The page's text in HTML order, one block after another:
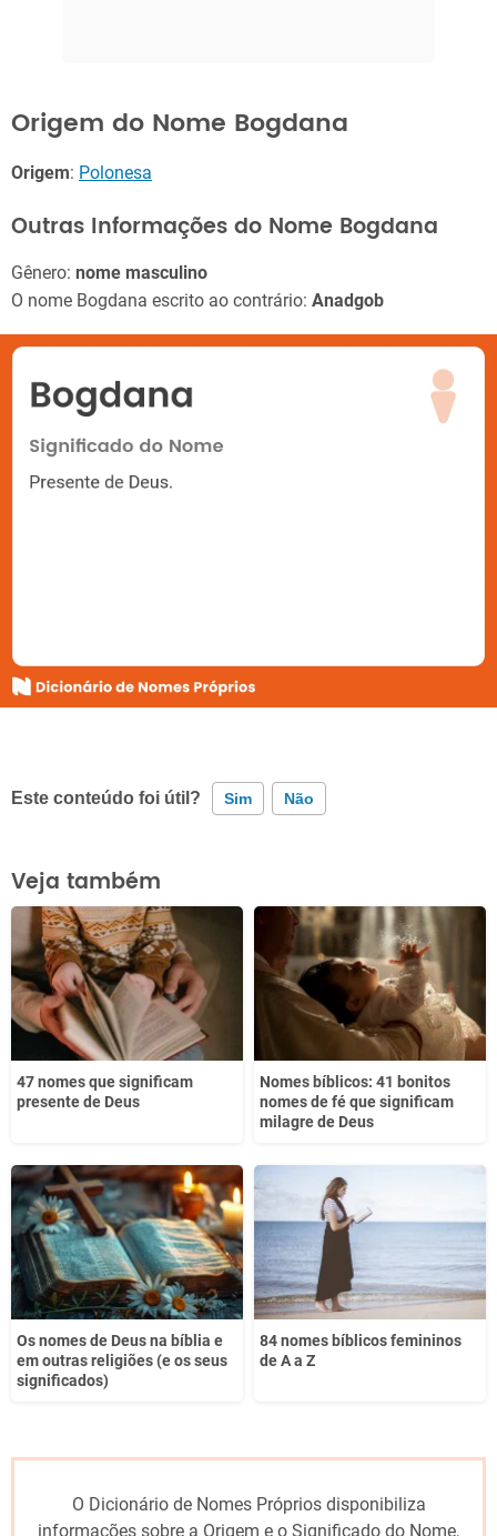
Origem do Nome Bogdana
Origem: Polonesa
Outras Informações do Nome Bogdana
Gênero: nome masculino
O nome Bogdana escrito ao contrário: Anadgob
Este conteúdo foi útil? Sim Não
Este conteúdo contém informação incorreta
Este conteúdo não tem a informação que procuro
Outro
Veja também
47 nomes que significam
presente de Deus
Nomes bíblicos: 41 bonitos
nomes de fé que significam
milagre de Deus
Os nomes de Deus na bíblia e
em outras religiões (e os seus
significados)
84 nomes bíblicos femininos
de A a Z
O Dicionário de Nomes Próprios disponibiliza
informações sobre a Origem e o Significado do Nome,